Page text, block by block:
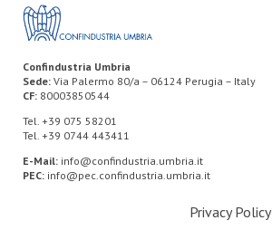
Confindustria Umbria
Sede: Via Palermo 80/a – 06124 Perugia – Italy
CF: 80003850544
Tel. +39 075 58201
Tel. +39 0744 443411
E-Mail: info@confindustria.umbria.it
PEC: info@pec.confindustria.umbria.it
Privacy Policy